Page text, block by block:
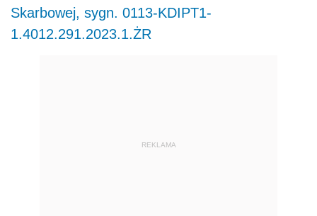
Skarbowej, sygn. 0113-KDIPT1-
1.4012.291.2023.1.ŻR
REKLAMA